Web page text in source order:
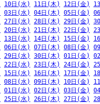
10日(水) 11日(木) 12日(金)
03日(水) 04日(木) 05日(金)
27日(水) 28日(木) 29日(金)
20日(水) 21日(木) 22日(金)
13日(水) 14日(木) 15日(金)
06日(水) 07日(木) 08日(金)
29日(水) 30日(木) 01日(金)
22日(水) 23日(木) 24日(金)
15日(水) 16日(木) 17日(金)
08日(水) 09日(木) 10日(金)
01日(水) 02日(木) 03日(金)
25日(水) 26日(木) 27日(金)